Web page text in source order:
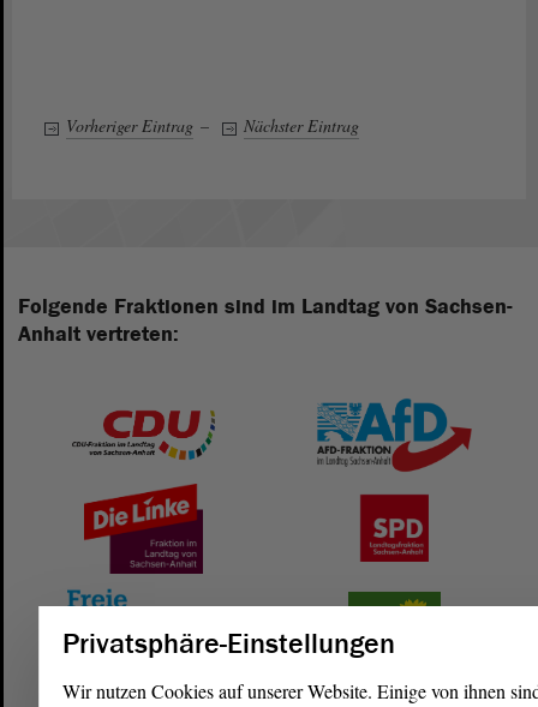
Vorheriger Eintrag – Nächster Eintrag
Folgende Fraktionen sind im Landtag von Sachsen-
Anhalt vertreten:
Privatsphäre-Einstellungen
Wir nutzen Cookies auf unserer Website. Einige von ihnen